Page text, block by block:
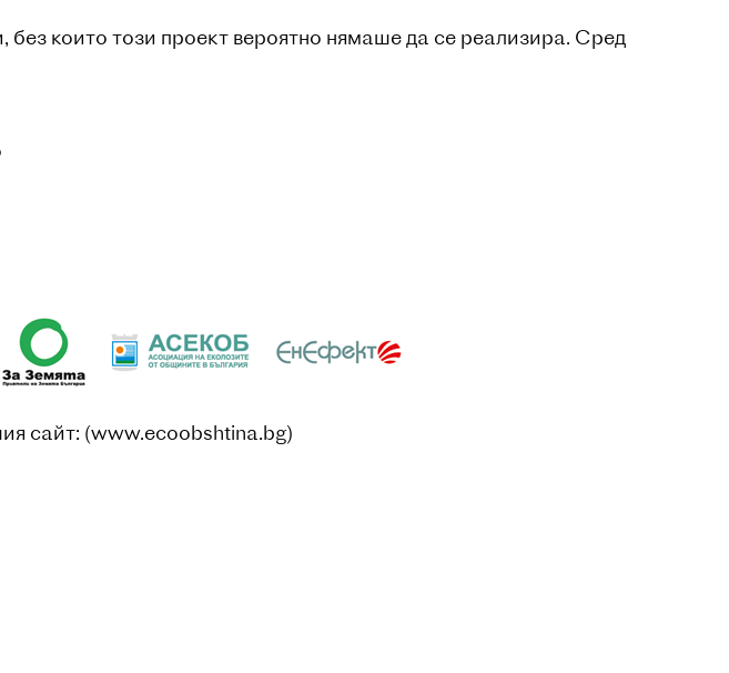
които този проект вероятно нямаше да се реализира. Сред
сайт: (www.ecoobshtina.bg)